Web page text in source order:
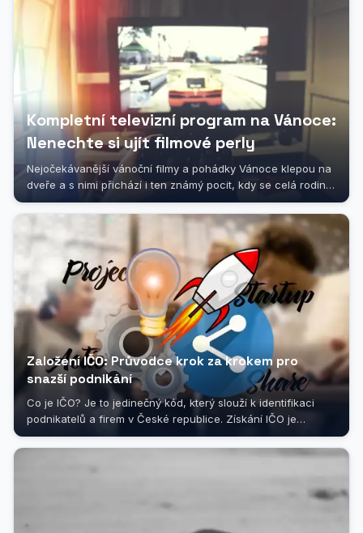
Kompletní televizní program na Vánoce:
Nenechte si ujít filmové perly
Nejočekávanější vánoční filmy a pohádky Vánoce klepou na
dveře a s nimi přichází i ten známý pocit, kdy se celá rodina
sesedne kolem...
Založení IČO: Průvodce krok za krokem pro
snazší podnikání
Co je IČO? Je to jedinečný kód, který slouží k identifikaci
podnikatelů a firem v České republice. Získání IČO je
nezbytným krokem pro...